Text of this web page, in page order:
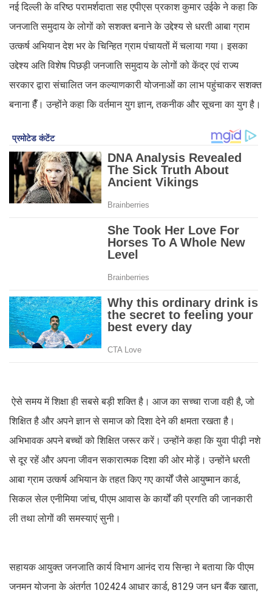
नई दिल्ली के वरिष्ठ परामर्शदाता सह एपीएस प्रकाश कुमार उईके ने कहा कि
जनजाति समुदाय के लोगों को सशक्त बनाने के उद्देश्य से धरती आबा ग्राम
उत्कर्ष अभियान देश भर के चिन्हित ग्राम पंचायतों में चलाया गया। इसका
उद्देश्य अति विशेष पिछड़ी जनजाति समुदाय के लोगों को केंद्र एवं राज्य
सरकार द्वारा संचालित जन कल्याणकारी योजनाओं का लाभ पहुंचाकर सशक्त
बनाना हैँ। उन्होंने कहा कि वर्तमान युग ज्ञान, तकनीक और सूचना का युग है।
ऐसे समय में शिक्षा ही सबसे बड़ी शक्ति है। आज का सच्चा राजा वही है, जो
शिक्षित है और अपने ज्ञान से समाज को दिशा देने की क्षमता रखता है।
अभिभावक अपने बच्चों को शिक्षित जरूर करें। उन्होंने कहा कि युवा पीढ़ी नशे
से दूर रहें और अपना जीवन सकारात्मक दिशा की ओर मोड़ें। उन्होंने धरती
आबा ग्राम उत्कर्ष अभियान के तहत किए गए कार्यों जैसे आयुष्मान कार्ड,
सिकल सेल एनीमिया जांच, पीएम आवास के कार्यों की प्रगति की जानकारी
ली तथा लोगों की समस्याएं सुनी।
सहायक आयुक्त जनजाति कार्य विभाग आनंद राय सिन्हा ने बताया कि पीएम
जनमन योजना के अंतर्गत 102424 आधार कार्ड, 8129 जन धन बैंक खाता,